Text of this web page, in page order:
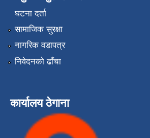
घटना दर्ता
सामाजिक सुरक्षा
नागरिक वडापत्र
निवेदनको ढाँचा
कार्यालय ठेगाना